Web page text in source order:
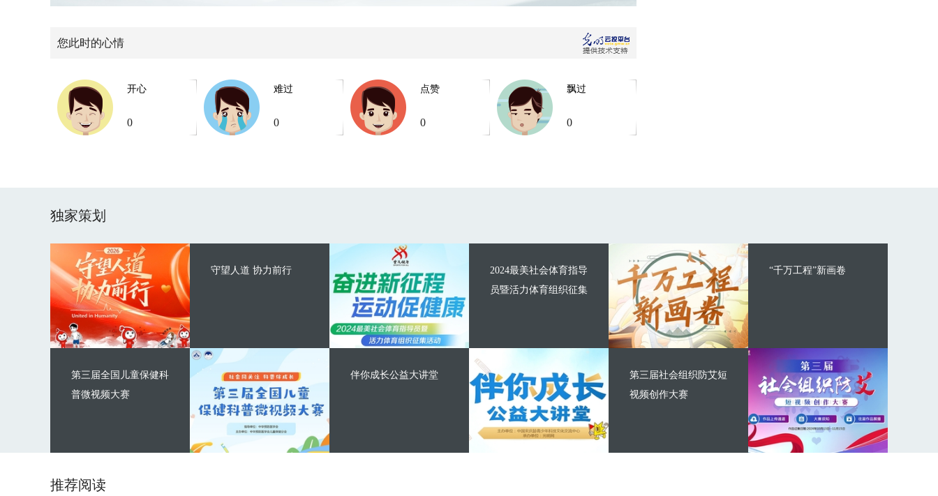
您此时的心情
开心
0
难过
0
点赞
0
飘过
0
独家策划
守望人道 协力前行
第三届全国儿童保健科
普微视频大赛
2024最美社会体育指导
员暨活力体育组织征集
伴你成长公益大讲堂
“千万工程”新画卷
第三届社会组织防艾短
视频创作大赛
推荐阅读